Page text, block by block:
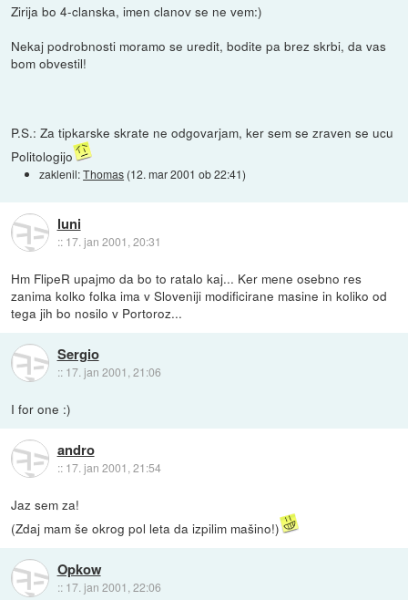
Zirija bo 4-clanska, imen clanov se ne vem:)
Nekaj podrobnosti moramo se uredit, bodite pa brez skrbi, da vas
bom obvestil!
P.S.: Za tipkarske skrate ne odgovarjam, ker sem se zraven se ucu
Politologijo
zaklenil:Thomas (12. mar 2001 ob 22:41)
luni
:: 17. jan 2001, 20:31
Hm FlipeR upajmo da bo to ratalo kaj... Ker mene osebno res
zanima kolko folka ima v Sloveniji modificirane masine in koliko od
tega jih bo nosilo v Portoroz...
Sergio
:: 17. jan 2001, 21:06
I for one :)
andro
:: 17. jan 2001, 21:54
Jaz sem za!
(Zdaj mam še okrog pol leta da izpilim mašino!)
Opkow
:: 17. jan 2001, 22:06